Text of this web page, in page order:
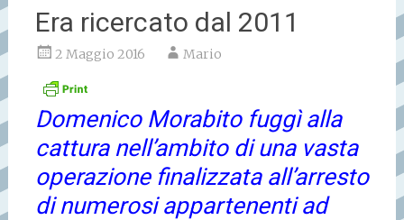
Era ricercato dal 2011
2 Maggio 2016 Mario
Domenico Morabito fuggì alla
cattura nell’ambito di una vasta
operazione finalizzata all’arresto
di numerosi appartenenti ad